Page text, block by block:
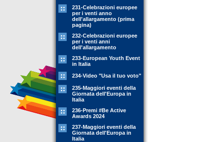
231-Celebrazioni europee
per i venti anno
dell'allargamento (prima
pagina)
232-Celebrazioni europee
per i venti anni
dell'allargamento
233-European Youth Event
in Italia
234-Video "Usa il tuo voto"
235-Maggiori eventi della
Giornata dell'Europa in
Italia
236-Premi #Be Active
Awards 2024
237-Maggiori eventi della
Giornata dell'Europa in
Italia